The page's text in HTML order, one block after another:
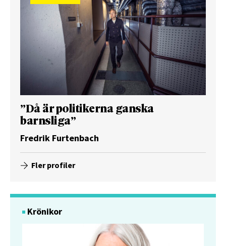
”Då är politikerna ganska
barnsliga”
Fredrik Furtenbach
Fler profiler
Krönikor